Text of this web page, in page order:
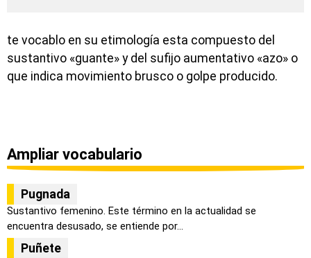
te vocablo en su etimología esta compuesto del
sustantivo «guante» y del sufijo aumentativo «azo» o
que indica movimiento brusco o golpe producido.
Ampliar vocabulario
Pugnada
Sustantivo femenino. Este término en la actualidad se
encuentra desusado, se entiende por...
Puñete